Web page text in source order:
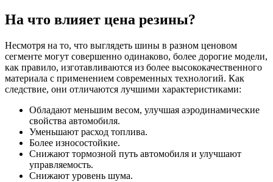
На что влияет цена резины?
Несмотря на то, что выглядеть шины в разном ценовом
сегменте могут совершенно одинаково, более дорогие модели,
как правило, изготавливаются из более высококачественного
материала с применением современных технологий. Как
следствие, они отличаются лучшими характеристиками:
Обладают меньшим весом, улучшая аэродинамические
свойства автомобиля.
Уменьшают расход топлива.
Более износостойкие.
Снижают тормозной путь автомобиля и улучшают
управляемость.
Снижают уровень шума.